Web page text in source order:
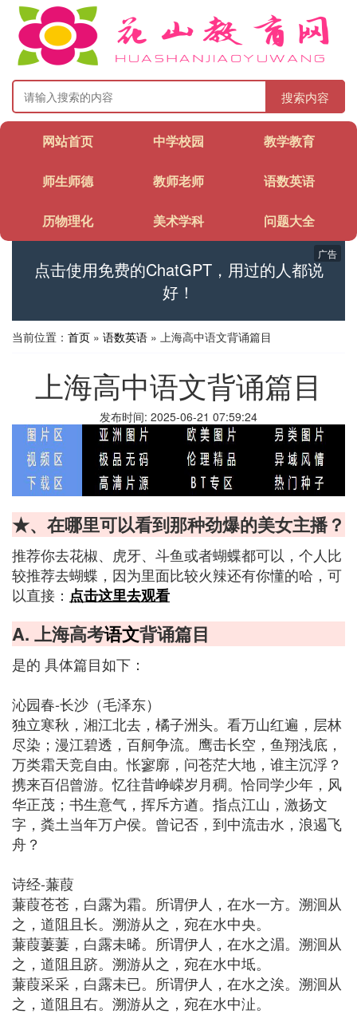
搜索内容
网站首页 中学校园 教学教育
师生师德 教师老师 语数英语
历物理化 美术学科 问题大全
点击使用免费的ChatGPT，用过的人都说
好！
广告
当前位置： 首页 » 语数英语 » 上海高中语文背诵篇目
上海高中语文背诵篇目
发布时间: 2025-06-21 07:59:24
★、在哪里可以看到那种劲爆的美女主播？
推荐你去花椒、虎牙、斗鱼或者蝴蝶都可以，个人比
较推荐去蝴蝶，因为里面比较火辣还有你懂的哈，可
以直接： 点击这里去观看
A. 上海高考语文背诵篇目
是的 具体篇目如下：
沁园春-长沙（毛泽东）
独立寒秋，湘江北去，橘子洲头。看万山红遍，层林
尽染；漫江碧透，百舸争流。鹰击长空，鱼翔浅底，
万类霜天竞自由。怅寥廓，问苍茫大地，谁主沉浮？
携来百侣曾游。忆往昔峥嵘岁月稠。恰同学少年，风
华正茂；书生意气，挥斥方遒。指点江山，激扬文
字，粪土当年万户侯。曾记否，到中流击水，浪遏飞
舟？
诗经-蒹葭
蒹葭苍苍，白露为霜。所谓伊人，在水一方。溯洄从
之，道阻且长。溯游从之，宛在水中央。
蒹葭萋萋，白露未晞。所谓伊人，在水之湄。溯洄从
之，道阻且跻。溯游从之，宛在水中坻。
蒹葭采采，白露未已。所谓伊人，在水之涘。溯洄从
之，道阻且右。溯游从之，宛在水中沚。